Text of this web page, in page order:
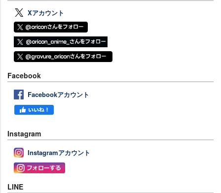
Xアカウント
Facebook
Facebookアカウント
Instagram
Instagramアカウント
LINE